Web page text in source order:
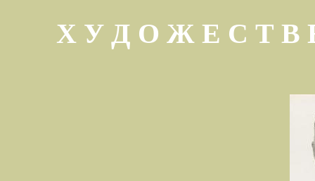
Х У Д О Ж Е С Т